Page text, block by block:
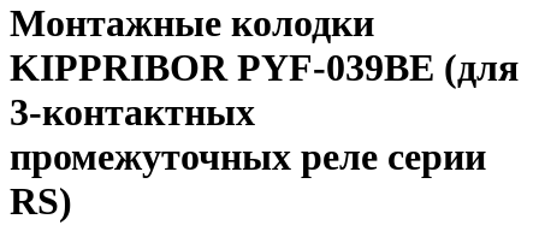
Монтажные колодки
KIPPRIBOR PYF-039BE (для
3-контактных
промежуточных реле серии
RS)